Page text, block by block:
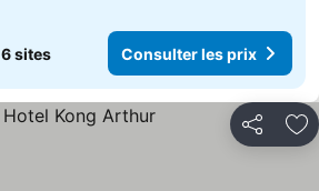
6 sites Consulter les prix
Partager